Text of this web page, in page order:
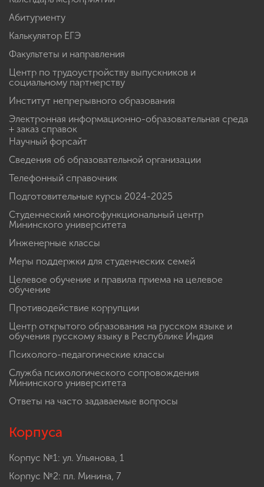
Абитуриенту
Калькулятор ЕГЭ
Факультеты и направления
Центр по трудоустройству выпускников и
социальному партнерству
Институт непрерывного образования
Электронная информационно-образовательная среда
+ заказ справок
Научный форсайт
Сведения об образовательной организации
Телефонный справочник
Подготовительные курсы 2024-2025
Студенческий многофункциональный центр
Мининского университета
Инженерные классы
Меры поддержки для студенческих семей
Целевое обучение и правила приема на целевое
обучение
Противодействие коррупции
Центр открытого образования на русском языке и
обучения русскому языку в Республике Индия
Психолого-педагогические классы
Служба психологического сопровождения
Мининского университета
Ответы на часто задаваемые вопросы
Корпуса
Корпус №1: ул. Ульянова, 1
Корпус №2: пл. Минина, 7